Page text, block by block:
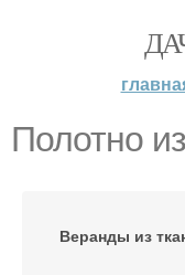
Полотно
Веранды из